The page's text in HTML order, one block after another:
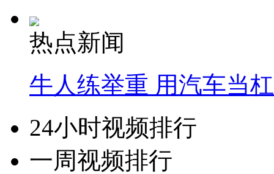
热点新闻
牛人练举重 用汽车当
24小时视频排行
一周视频排行